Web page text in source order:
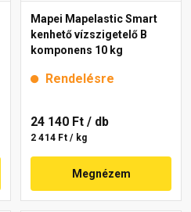
Mapei Mapelastic Smart
kenhető vízszigetelő B
komponens 10 kg
Rendelésre
24 140 Ft / db
2 414 Ft / kg
Megnézem